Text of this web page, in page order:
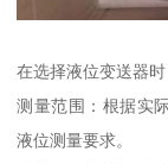
在选择液位变送器
测量范围：根据实
液位测量要求。